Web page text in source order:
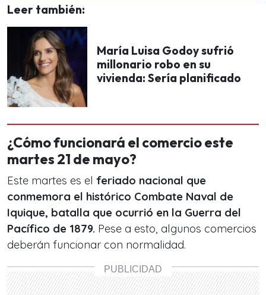
Leer también:
María Luisa Godoy sufrió
millonario robo en su
vivienda: Sería planificado
¿Cómo funcionará el comercio este
martes 21 de mayo?
Este martes es el feriado nacional que
conmemora el histórico Combate Naval de
Iquique, batalla que ocurrió en la Guerra del
Pacífico de 1879. Pese a esto, algunos comercios
deberán funcionar con normalidad.